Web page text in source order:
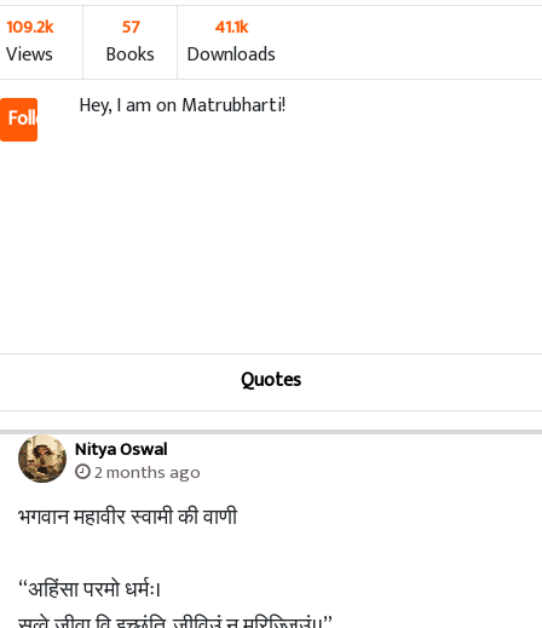
109.2k
Views
57
Books
41.1k
Downloads
Follow
Hey, I am on Matrubharti!
Quotes
Nitya Oswal
2 months ago
भगवान महावीर स्वामी की वाणी
“अहिंसा परमो धर्मः।